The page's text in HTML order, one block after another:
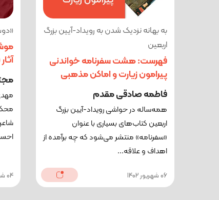
به بهانه نزدیک شدن به رویداد-آیین بزرگ
اربعین
فهرست: هشت سفرنامه خواندنی
پیرامون زیارت و اماکن مذهبی
فاطمه صادقی مقدم
همه‌ساله در حواشی رویداد-آیین بزرگ
اربعین کتاب‌های بسیاری با عنوان
«سفرنامه» منتشر می‌شود که چه برآمده از
اهداف و علاقه‌...
06 شهریور 1402 04 شهریور 1402